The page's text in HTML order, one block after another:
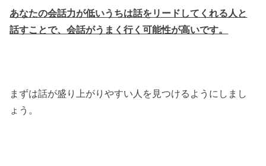
あなたの会話力が低いうちは話をリードしてくれる人と
話すことで、会話がうまく行く可能性が高いです。
まずは話が盛り上がりやすい人を見つけるようにしまし
ょう。